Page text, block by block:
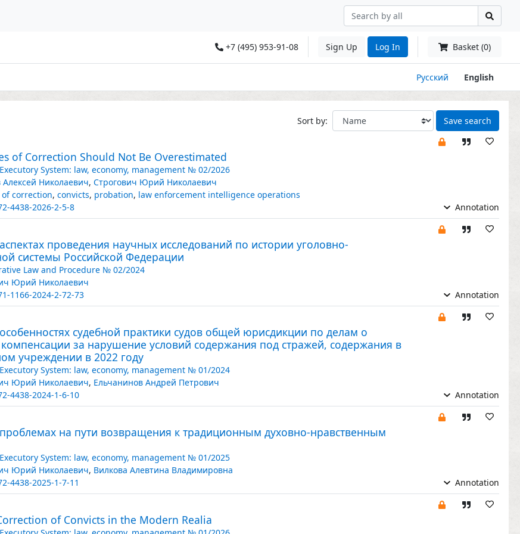
+7 (495) 953-91-08 Sign Up Log In Basket (0)
Русский English
Sort by: Save search
of Correction Should Not Be Overestimated
System: law, economy, management № 02/2026
Николаевич, Строгович Юрий Николаевич
of correction, convicts, probation, law enforcement intelligence operations
4438-2026-2-5-8 Annotation
проведения научных исследований по истории уголовно-
системы Российской Федерации
Law and Procedure № 02/2024
Юрий Николаевич
1166-2024-2-72-73 Annotation
судебной практики судов общей юрисдикции по делам о
за нарушение условий содержания под стражей, содержания в
учреждении в 2022 году
System: law, economy, management № 01/2024
Юрий Николаевич, Ельчанинов Андрей Петрович
4438-2024-1-6-10 Annotation
на пути возвращения к традиционным духовно-нравственным
System: law, economy, management № 01/2025
Юрий Николаевич, Вилкова Алевтина Владимировна
4438-2025-1-7-11 Annotation
of Convicts in the Modern Realia